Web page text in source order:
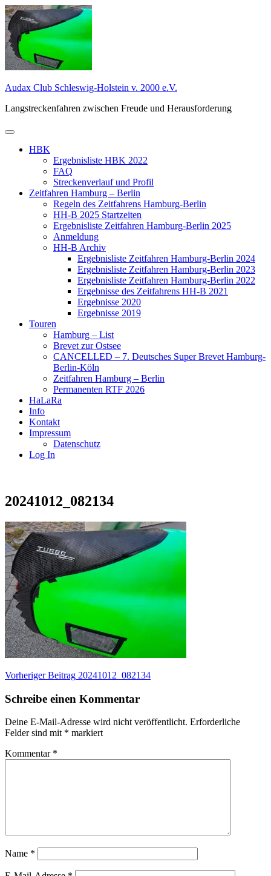
Zum
Inhalt
springen
Audax Club Schleswig-Holstein v. 2000 e.V.
Langstreckenfahren zwischen Freude und Herausforderung
Primäres
HBK
Ergebnisliste HBK 2022
FAQ
Streckenverlauf und Profil
Zeitfahren Hamburg – Berlin
Regeln des Zeitfahrens Hamburg-Berlin
HH-B 2025 Startzeiten
Ergebnisliste Zeitfahren Hamburg-Berlin 2025
Anmeldung
HH-B Archiv
Ergebnisliste Zeitfahren Hamburg-Berlin 2024
Ergebnisliste Zeitfahren Hamburg-Berlin 2023
Ergebnisliste Zeitfahren Hamburg-Berlin 2022
Ergebnisse des Zeitfahrens HH-B 2021
Ergebnisse 2020
Ergebnisse 2019
Touren
Hamburg – List
Brevet zur Ostsee
CANCELLED – 7. Deutsches Super Brevet Hamburg-
Berlin-Köln
Zeitfahren Hamburg – Berlin
Permanenten RTF 2026
HaLaRa
Info
Kontakt
Impressum
Datenschutz
Log In
20241012_082134
Beitragsnavigation
Vorheriger Beitrag Vorheriger
20241012_082134
Schreibe einen Kommentar
Deine E-Mail-Adresse wird nicht veröffentlicht. Erforderliche
Felder sind mit * markiert
Kommentar *
Name *